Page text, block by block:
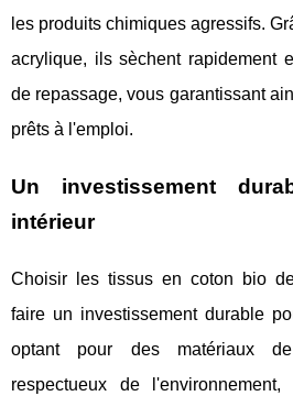
les produits chimiques agressifs.
acrylique, ils sèchent rapidement
de repassage, vous garantissant
prêts à l'emploi.
Un investissement
intérieur
Choisir les tissus en coton bio
faire un investissement durable
optant pour des matériaux
respectueux de